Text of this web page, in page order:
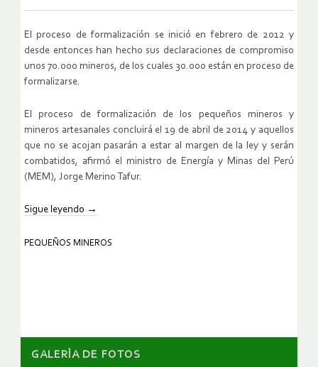
El proceso de formalización se inició en febrero de 2012 y
desde entonces han hecho sus declaraciones de compromiso
unos 70.000 mineros, de los cuales 30.000 están en proceso de
formalizarse.
El proceso de formalización de los pequeños mineros y
mineros artesanales concluirá el 19 de abril de 2014 y aquellos
que no se acojan pasarán a estar al margen de la ley y serán
combatidos, afirmó el ministro de Energía y Minas del Perú
(MEM), Jorge Merino Tafur.
Sigue leyendo →
PEQUEÑOS MINEROS
GALERÌA DE FOTOS